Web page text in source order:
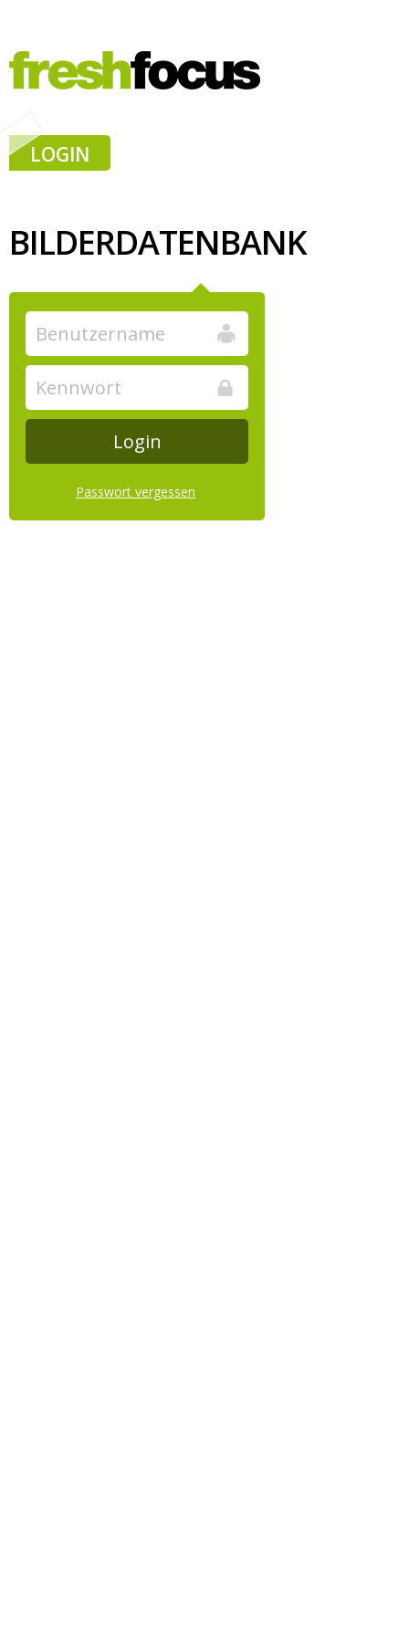
LOGIN
BILDERDATENBANK
Passwort vergessen